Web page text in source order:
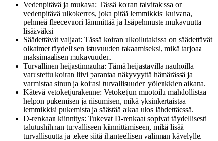
Vedenpitävä ja mukava: Tässä koiran talvitakissa on
vedenpitävä ulkokerros, joka pitää lemmikkisi kuivana,
pehmeä fleecevuori lämmittää ja lisäpehmuste mukavuutta
lisääväksi.
Säädettävät valjaat: Tässä koiran ulkoilutakissa on säädettävät
olkaimet täydellisen istuvuuden takaamiseksi, mikä tarjoaa
maksimaalisen mukavuuden.
Turvallinen heijastinnauha: Tämä heijastavilla nauhoilla
varustettu koiran liivi parantaa näkyvyyttä hämärässä ja
varmistaa sinun ja koirasi turvallisuuden yölenkkien aikana.
Kätevä vetoketjurakenne: Vetoketjun muotoilu mahdollistaa
helpon pukemisen ja riisumisen, mikä yksinkertaistaa
lemmikkisi pukemista ja säästää aikaa ulos lähdettäessä.
D-renkaan kiinnitys: Tukevat D-renkaat sopivat täydellisesti
talutushihnan turvalliseen kiinnittämiseen, mikä lisää
turvallisuutta ja tekee siitä ihanteellisen valinnan kävelylle.